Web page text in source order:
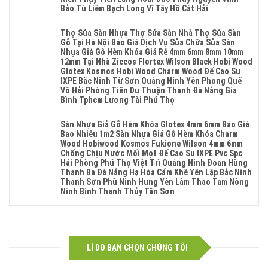
Bậc
Cầu
Nhựa
Sửa
Cửa
Nhựa
Composite
Hoàn
Kiếm
Cửa
Sài
Gòn
Ba
Đình
Ngọc
Hà
Tphcm
Giảng
Võ
Hai
Tuy
Nghiệp
Hà
Nội
Sửa
Sàn
Nhựa
Giả
Gỗ
Cong
Vênh
Mặt
Bậc
Cầu
Thang
Nhựa
Sửa
Cửa
Nhựa
Đình
Thọ
Tại
Sửa
Sàn
Gỗ
Công
Nghiệp
Tại
Hà
Nội
Sàn
Nhựa
Giả
Gỗ
Cong
Vênh
Sửa
Mặt
Bậc
Cầu
Sửa
Bảo Từ Liêm Bạch Long Vĩ Tây Hồ Cát Hải
Có
Bình
Luận
Ở
Sửa
Chữa
Sàn
Nhựa
Tại
Hà
Nội
Thợ
Sửa
Sàn
Nhựa
Thợ
Gỗ
Thợ Sửa Sàn Nhựa Thợ Sửa Sàn Nhà Thợ Sửa Sàn
Gỗ Tại Hà Nội Báo Giá Dịch Vụ Sửa Chữa Sửa Sàn
Nhựa Giả Gỗ Hèm Khóa Giá Rẻ 4mm 6mm 8mm 10mm
12mm Tại Nhà Ziccos Flortex Wilson Black Hobi Wood
Glotex Kosmos Hobi Wood Charm Wood Đế Cao Su
IXPE Bắc Ninh Từ Sơn Quảng Ninh Yên Phong Quế
Võ Hải Phòng Tiên Du Thuận Thành Đà Nẵng Gia
Bình Tphcm Lương Tài Phú Thọ
Có
Bình
Luận
Ở
Thợ
Sửa
Sàn
Nhựa
Sửa
Thợ
Sàn Nhựa Giả Gỗ Hèm Khóa Glotex 4mm 6mm Báo Giá
Bao Nhiêu 1m2 Sàn Nhựa Giả Gỗ Hèm Khóa Charm
Wood Hobiwood Kosmos Fukione Wilson 4mm 6mm
Chống Chịu Nước Mối Mọt Đế Cao Su IXPE Pvc Spc
Hải Phòng Phú Thọ Việt Trì Quảng Ninh Đoan Hùng
Thanh Ba Đà Nẵng Hạ Hòa Cẩm Khê Yên Lập Bắc Ninh
Thanh Sơn Phù Ninh Hưng Yên Lâm Thao Tam Nông
Ninh Bình Thanh Thủy Tân Sơn
Không
Nhựa
LÍ DO BẠN CHỌN CHÚNG TÔI